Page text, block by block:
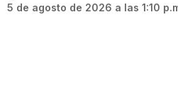
5 de agosto de 2026 a las 1:10